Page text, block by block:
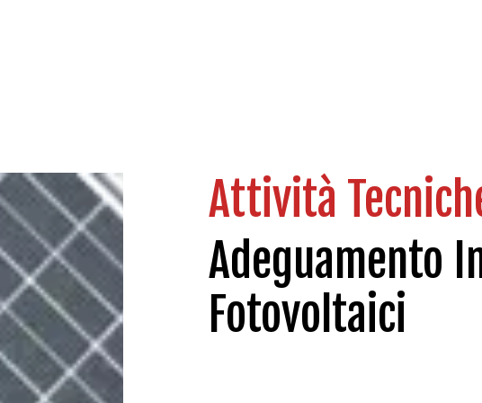
Attività
Adeguamento
Fotovoltaici